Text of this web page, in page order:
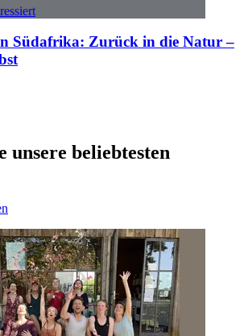
Südafrika: Zurück in die Natur –
unsere beliebtesten